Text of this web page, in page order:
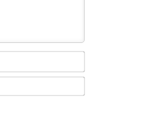
Name*
Email*